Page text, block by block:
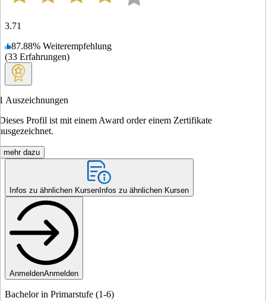
3.71
87.88% Weiterempfehlung
(33 Erfahrungen)
Auszeichnungen
Profil ist mit einem Award order einem Zertifikate
mehr dazu
Infos zu ähnlichen Kursen Infos zu ähnlichen Kursen
AnmeldenAnmelden
Bachelor in Primarstufe (1-6)